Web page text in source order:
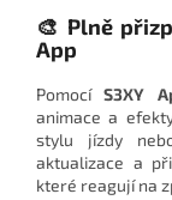
🎨 Plně
App
PomocíS3XY
animace a
stylu jízdy
aktualizace a
které reagují na